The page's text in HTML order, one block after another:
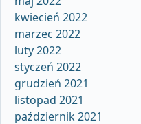
kwiecień 2022
marzec 2022
luty 2022
styczeń 2022
grudzień 2021
listopad 2021
październik 2021